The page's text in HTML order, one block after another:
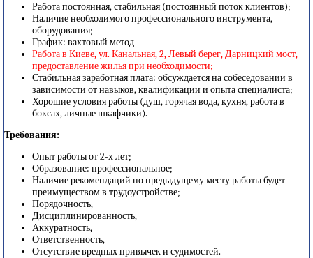
Работа постоянная, стабильная (постоянный поток клиентов);
Наличие необходимого профессионального инструмента,
оборудования;
График: вахтовый метод
Работа в Киеве, ул. Канальная, 2, Левый берег, Дарницкий мост,
предоставление жилья при необходимости;
Стабильная заработная плата: обсуждается на собеседовании в
зависимости от навыков, квалификации и опыта специалиста;
Хорошие условия работы (душ, горячая вода, кухня, работа в
боксах, личные шкафчики).
Требования:
Опыт работы от 2-х лет;
Образование: профессиональное;
Наличие рекомендаций по предыдущему месту работы будет
преимуществом в трудоустройстве;
Порядочность,
Дисциплинированность,
Аккуратность,
Ответственность,
Отсутствие вредных привычек и судимостей.